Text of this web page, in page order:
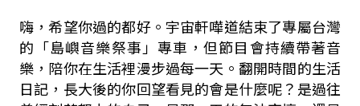
嗨，希望你過的都好。宇宙軒嘩道結束了專屬台灣
的「島嶼音樂祭事」專車，但節目會持續帶著音
樂，陪你在生活裡漫步過每一天。翻開時間的生活
日記，長大後的你回望看見的會是什麼呢？是過往